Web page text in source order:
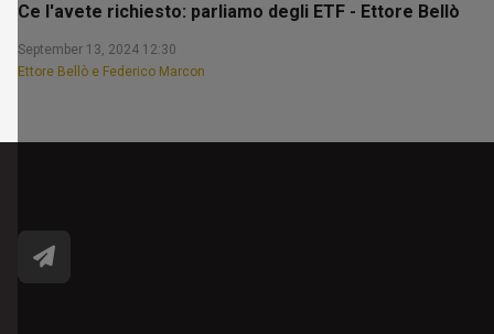
Ce l'avete richiesto: parliamo degli ETF - Ettore Bellò
September 13, 2024 12:30
Ettore Bellò e Federico Marcon